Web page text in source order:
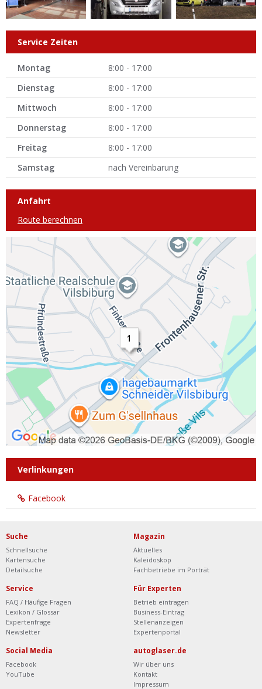
Service Zeiten
Montag
8:00 - 17:00
Dienstag
8:00 - 17:00
Mittwoch
8:00 - 17:00
Donnerstag
8:00 - 17:00
Freitag
8:00 - 17:00
Samstag
nach Vereinbarung
Anfahrt
Route berechnen
Verlinkungen
Facebook
Suche
Schnellsuche
Kartensuche
Detailsuche
Magazin
Aktuelles
Kaleidoskop
Fachbetriebe im Porträt
Service
FAQ / Häufige Fragen
Lexikon / Glossar
Expertenfrage
Newsletter
Für Experten
Betrieb eintragen
Business-Eintrag
Stellenanzeigen
Expertenportal
Social Media
Facebook
YouTube
autoglaser.de
Wir über uns
Kontakt
Impressum